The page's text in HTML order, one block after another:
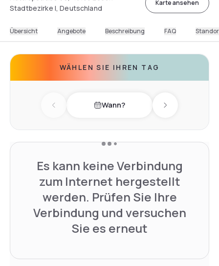
Stadtbezirke I, Deutschland
Karte ansehen
Übersicht Angebote Beschreibung FAQ
WÄHLEN SIE IHREN TAG
Previous day Wann? Next day
Es kann keine Verbindung
zum Internet hergestellt
werden. Prüfen Sie Ihre
Verbindung und versuchen
Sie es erneut